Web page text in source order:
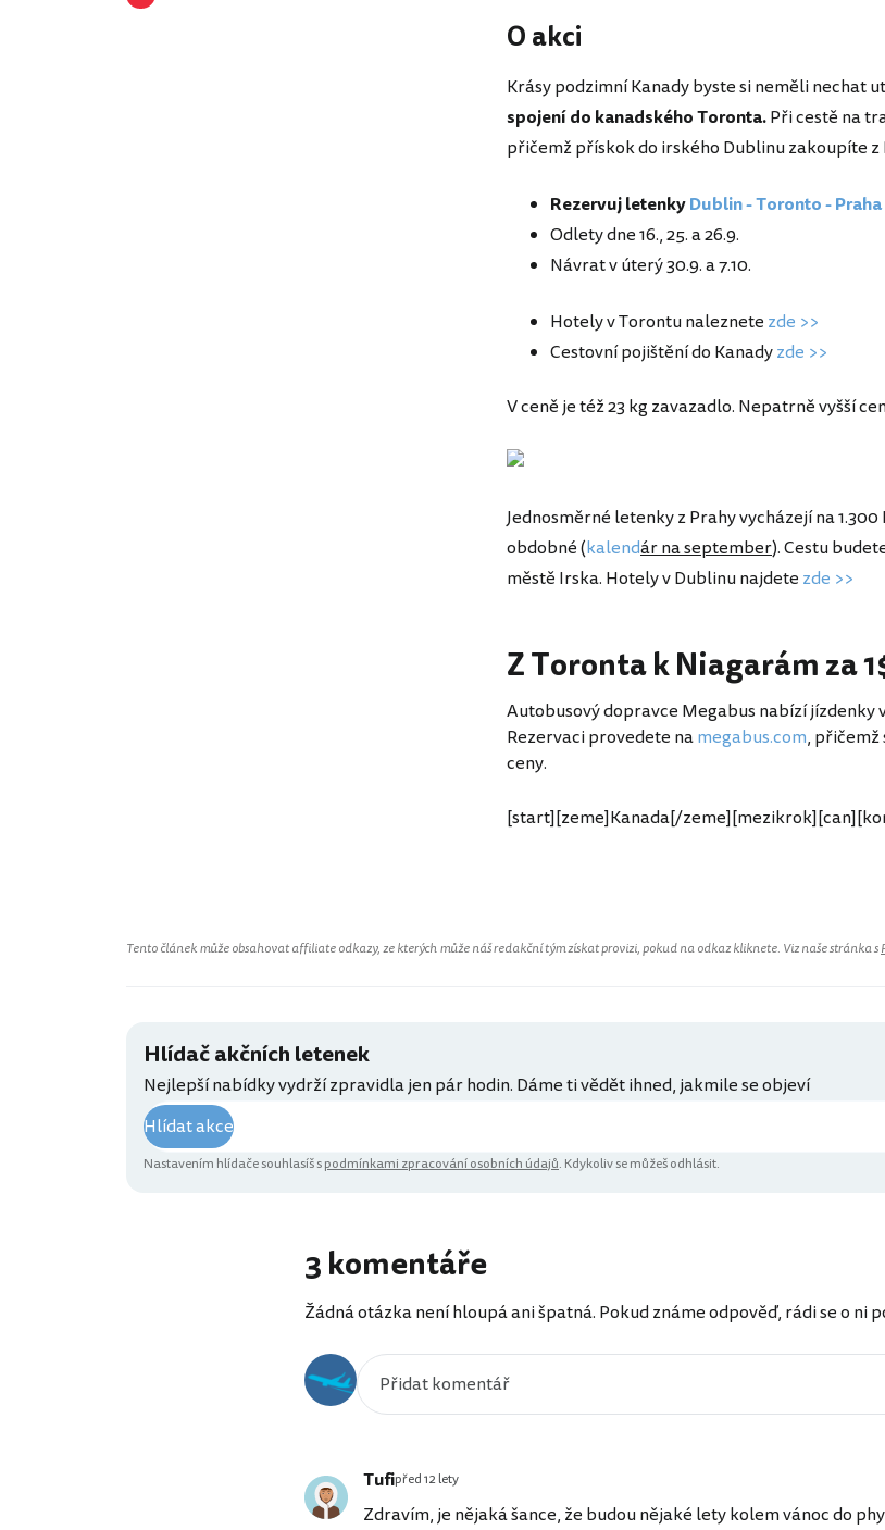
O akci
Krásy podzimní Kanady byste si neměli nechat
spojení do kanadského Toronta.Při cestě na
přičemž přískok do irského Dublinu zakoupíte
Rezervuj letenkyDublin - Toronto - Praha
Odlety dne 16., 25. a 26.9.
Návrat v úterý 30.9. a 7.10.
Hotely v Torontu naleznete zde >>
Cestovní pojištění do Kanadyzde >>
V ceně je též 23 kg zavazadlo. Nepatrně vyšší
Jednosměrné letenky z Prahy vycházejí na 1.300
obdobné (kalendár na september). Cestu
městě Irska. Hotely v Dublinu najdete zde >>
Z Toronta k Niagarám za
Autobusový dopravce Megabus nabízí jízdenky
Rezervaci provedete namegabus.com, přičemž
ceny.
[start][zeme]Kanada[/
Tento článek může obsahovat affiliate odkazy, ze kterých může náš redakční tým získat provizi, pokud na odkaz kliknete. Viz naše stránka s
Hlídač akčních letenek
Nejlepší nabídky vydrží zpravidla jen pár hodin. Dáme ti vědět ihned, jakmile se objeví
Hlídat akce
Nastavením hlídače souhlasíš spodmínkami zpracování osobních údajů. Kdykoliv se můžeš odhlásit.
3 komentáře
Žádná otázka není hloupá ani špatná. Pokud známe odpověď, rádi se o ni
Tufipřed 12 lety
Zdravím, je nějaká šance, že budou nějaké lety kolem vánoc do